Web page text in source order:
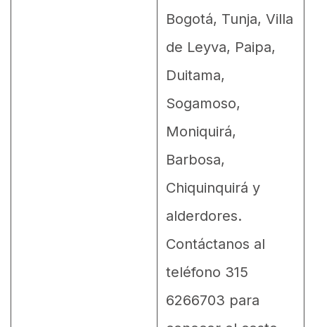
Bogotá, Tunja, Villa
de Leyva, Paipa,
Duitama,
Sogamoso,
Moniquirá,
Barbosa,
Chiquinquirá y
alderdores.
Contáctanos al
teléfono 315
6266703 para